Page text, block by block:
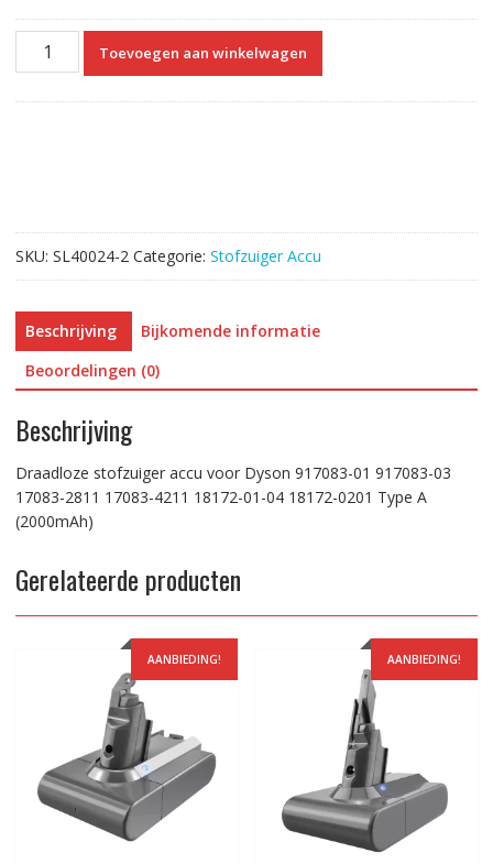
Draadloze
stofzuiger
03
17083-
2811
17083-
4211
18172-
01-
18172-
Type
A
(2000mAh)
Toevoegen aan winkelwagen
SKU: SL40024-2 Categorie: Stofzuiger Accu
Beschrijving
Bijkomende informatie
Beoordelingen (0)
Beschrijving
Draadloze stofzuiger accu voor Dyson 917083-01 917083-03
17083-2811 17083-4211 18172-01-04 18172-0201 Type A
(2000mAh)
Gerelateerde producten
AANBIEDING! AANBIEDING!